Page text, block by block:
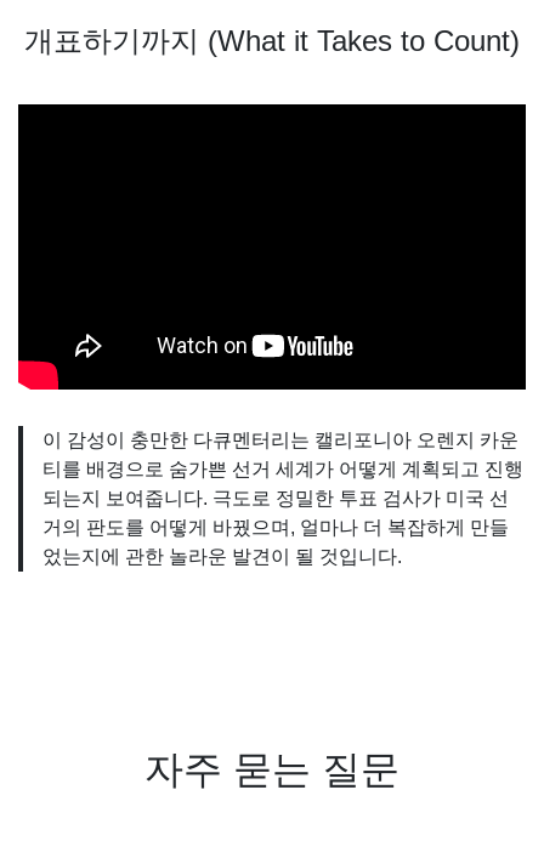
개표하기까지 (What it Takes to Count)
이 감성이 충만한 다큐멘터리는 캘리포니아 오렌지 카운
티를 배경으로 숨가쁜 선거 세계가 어떻게 계획되고 진행
되는지 보여줍니다. 극도로 정밀한 투표 검사가 미국 선
거의 판도를 어떻게 바꿨으며, 얼마나 더 복잡하게 만들
었는지에 관한 놀라운 발견이 될 것입니다.
자주 묻는 질문